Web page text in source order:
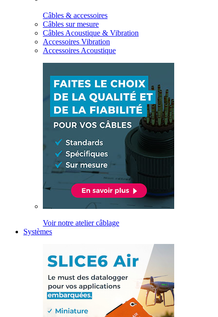
Câbles & accessoires
Câbles sur mesure
Câbles Acoustique & Vibration
Accessoires Vibration
Accessoires Acoustique
Voir notre atelier câblage
Systèmes